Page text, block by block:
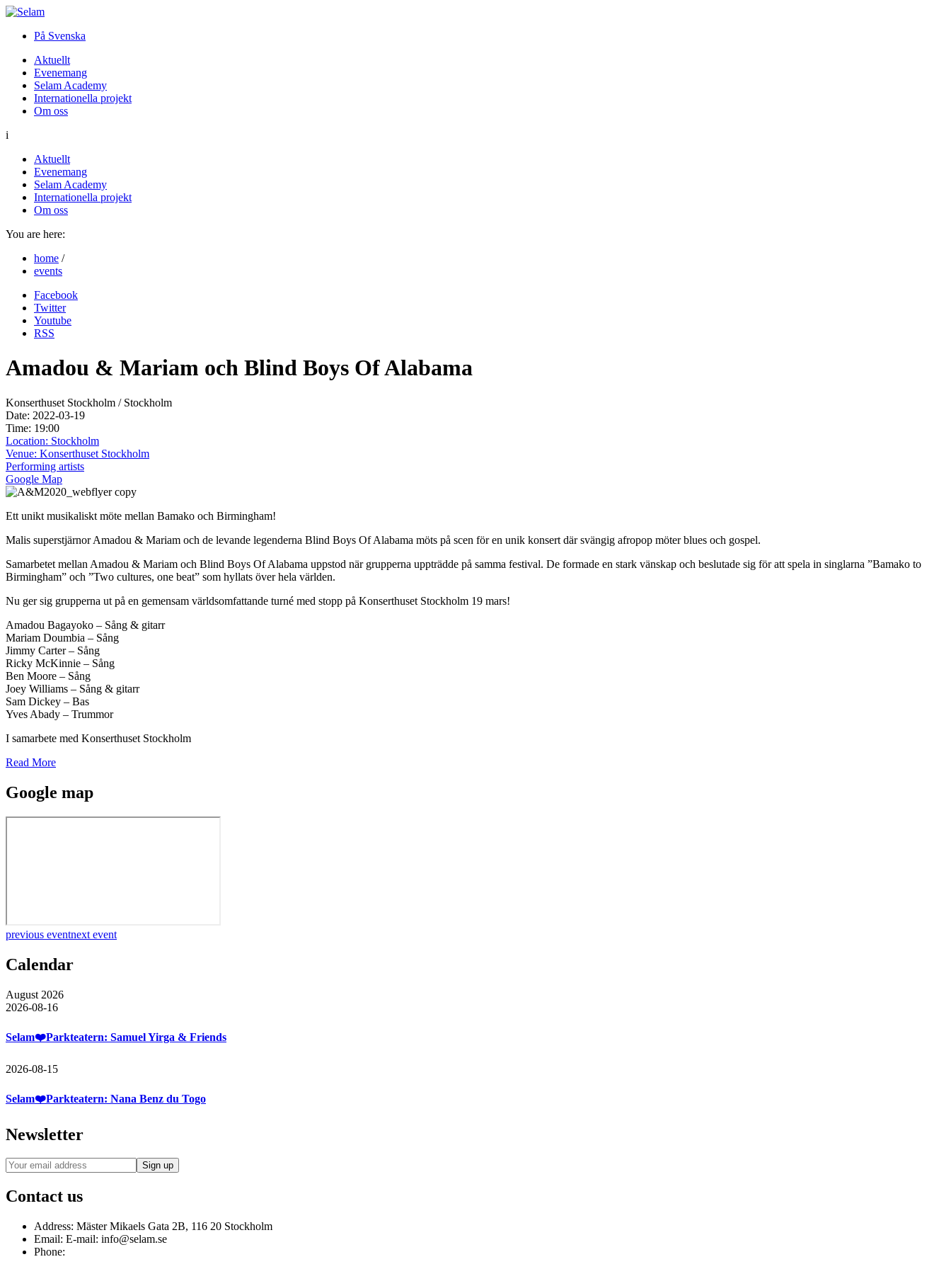
På Svenska
Aktuellt
Evenemang
Selam Academy
Internationella projekt
Om oss
i
Aktuellt
Evenemang
Selam Academy
Internationella projekt
Om oss
You are here:
home /
events
Facebook
Twitter
Youtube
RSS
Amadou & Mariam och Blind Boys Of Alabama
Konserthuset Stockholm / Stockholm
Date: 2022-03-19
Time: 19:00
Location: Stockholm
Venue: Konserthuset Stockholm
Performing artists
Google Map
Ett unikt musikaliskt möte mellan Bamako och Birmingham!
Malis superstjärnor Amadou & Mariam och de levande legenderna Blind Boys Of Alabama möts på scen för en unik konsert där svängig afropop möter blues och gospel.
Samarbetet mellan Amadou & Mariam och Blind Boys Of Alabama uppstod när grupperna uppträdde på samma festival. De formade en stark vänskap och beslutade sig för att spela in singlarna ”Bamako to
Birmingham” och ”Two cultures, one beat” som hyllats över hela världen.
Nu ger sig grupperna ut på en gemensam världsomfattande turné med stopp på Konserthuset Stockholm 19 mars!
Amadou Bagayoko – Sång & gitarr
Mariam Doumbia – Sång
Jimmy Carter – Sång
Ricky McKinnie – Sång
Ben Moore – Sång
Joey Williams – Sång & gitarr
Sam Dickey – Bas
Yves Abady – Trummor
I samarbete med Konserthuset Stockholm
Read More
Google map
previous eventnext event
Calendar
August 2026
2026-08-16
Selam❤️Parkteatern: Samuel Yirga & Friends
2026-08-15
Selam❤️Parkteatern: Nana Benz du Togo
Newsletter
Contact us
Address: Mäster Mikaels Gata 2B, 116 20 Stockholm
Email: E-mail: info@selam.se
Phone: